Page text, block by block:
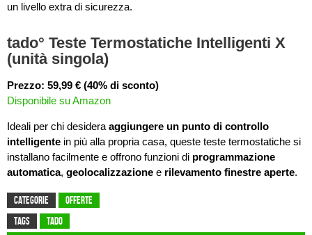
un livello extra di sicurezza.
tado° Teste Termostatiche Intelligenti X
(unità singola)
Prezzo: 59,99 € (40% di sconto)
Disponibile su Amazon
Ideali per chi desidera aggiungere un punto di controllo
intelligente in più alla propria casa, queste teste termostatiche si
installano facilmente e offrono funzioni di programmazione
automatica, geolocalizzazione e rilevamento finestre aperte.
CATEGORIE
Offerte
TAGS
tado